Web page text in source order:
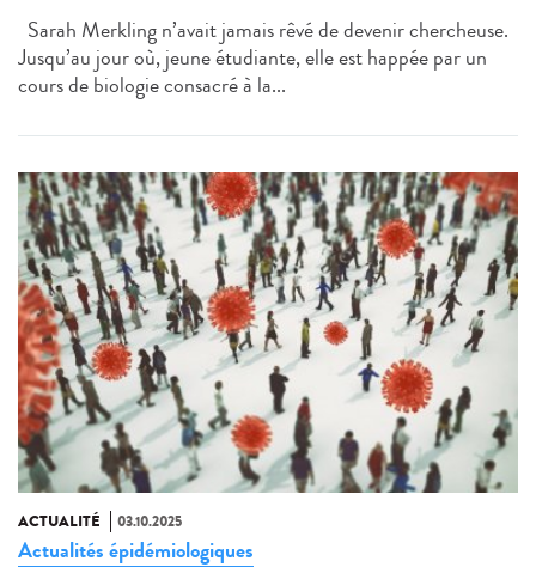
Sarah Merkling n’avait jamais rêvé de devenir chercheuse.
Jusqu’au jour où, jeune étudiante, elle est happée par un
cours de biologie consacré à la...
ACTUALITÉ 03.10.2025
Actualités épidémiologiques